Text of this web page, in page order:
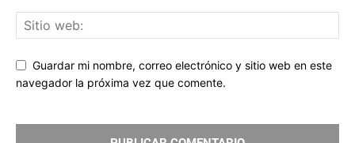
Guardar mi nombre, correo electrónico y sitio web en este
navegador la próxima vez que comente.